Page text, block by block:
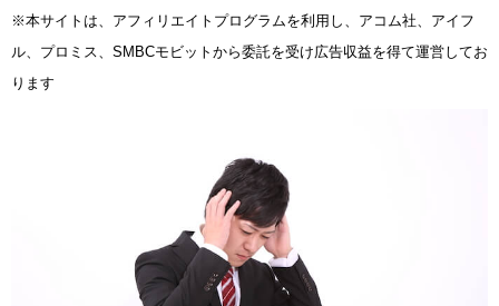
※本サイトは、アフィリエイトプログラムを利用し、アコム社、アイフ
ル、プロミス、SMBCモビットから委託を受け広告収益を得て運営してお
ります